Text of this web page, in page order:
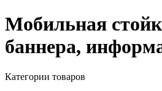
Мобильная
баннера,
Категории товаров